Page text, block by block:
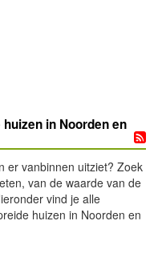
in Noorden en
er vanbinnen uitziet? Zoek
van de waarde van de
vind je alle
huizen in Noorden en